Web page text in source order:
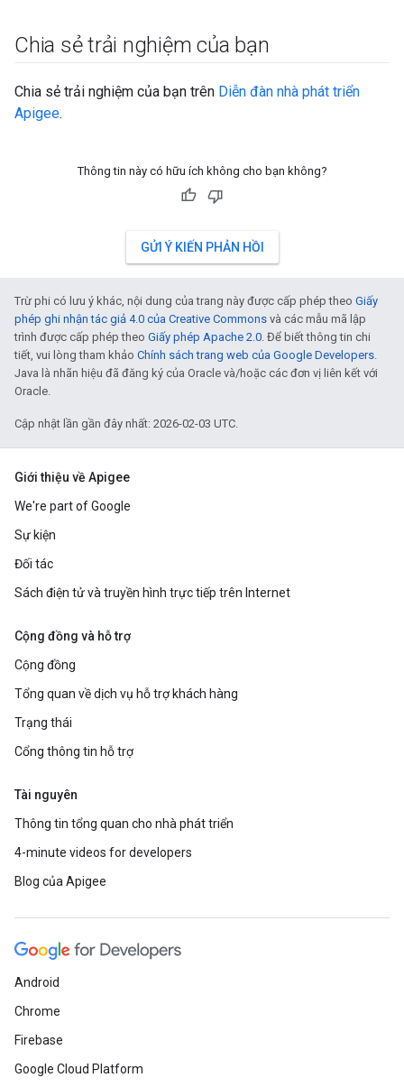
Chia sẻ trải nghiệm của bạn
Chia sẻ trải nghiệm của bạn trên Diễn đàn nhà phát triển
Apigee.
Thông tin này có hữu ích không cho bạn không?
GỬI Ý KIẾN PHẢN HỒI
Trừ phi có lưu ý khác, nội dung của trang này được cấp phép theo Giấy
phép ghi nhận tác giả 4.0 của Creative Commons và các mẫu mã lập
trình được cấp phép theo Giấy phép Apache 2.0. Để biết thông tin chi
tiết, vui lòng tham khảo Chính sách trang web của Google Developers.
Java là nhãn hiệu đã đăng ký của Oracle và/hoặc các đơn vị liên kết với
Oracle.
Cập nhật lần gần đây nhất: 2026-02-03 UTC.
Giới thiệu về Apigee
We're part of Google
Sự kiện
Đối tác
Sách điện tử và truyền hình trực tiếp trên Internet
Cộng đồng và hỗ trợ
Cộng đồng
Tổng quan về dịch vụ hỗ trợ khách hàng
Trạng thái
Cổng thông tin hỗ trợ
Tài nguyên
Thông tin tổng quan cho nhà phát triển
4-minute videos for developers
Blog của Apigee
Android
Chrome
Firebase
Google Cloud Platform